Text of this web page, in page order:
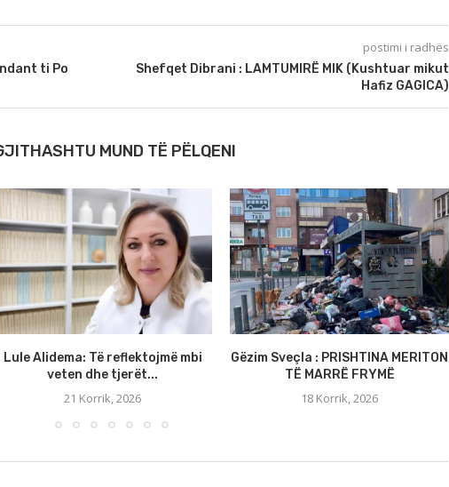
ti Po
postimi i radhës
Shefqet Dibrani : LAMTUMIRË MIK (Kushtuar mikut
Hafiz GAGICA)
MUND TË PËLQENI
Lule Alidema: Të reflektojmë mbi
veten dhe tjerët...
21 Korrik, 2026
Gëzim Sveçla : PRISHTINA MERITON
TË MARRË FRYMË
18 Korrik, 2026